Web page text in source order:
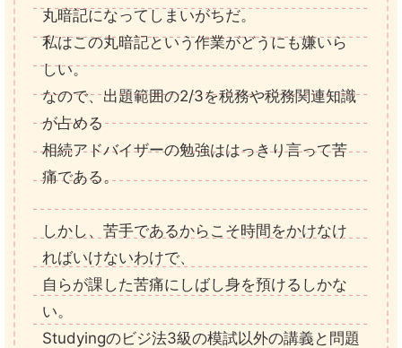
丸暗記になってしまいがちだ。
私はこの丸暗記という作業がどうにも嫌いら
しい。
なので、出題範囲の2/3を税務や税務関連知識
が占める
相続アドバイザーの勉強ははっきり言って苦
痛である。
しかし、苦手であるからこそ時間をかけなけ
ればいけないわけで、
自らが課した苦痛にしばし身を預けるしかな
い。
Studyingのビジ法3級の模試以外の講義と問題